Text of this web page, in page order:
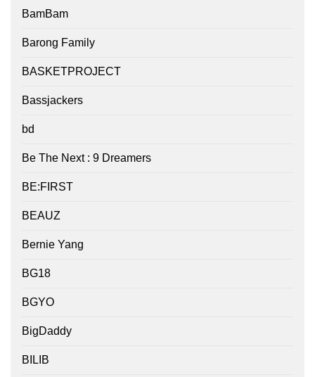
BamBam
Barong Family
BASKETPROJECT
Bassjackers
bd
Be The Next : 9 Dreamers
BE:FIRST
BEAUZ
Bernie Yang
BG18
BGYO
BigDaddy
BILIB